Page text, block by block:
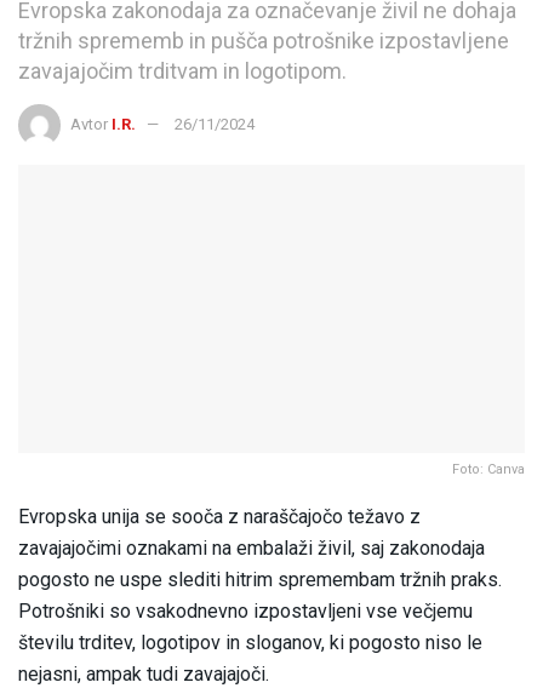
Evropska zakonodaja za označevanje živil ne dohaja
tržnih sprememb in pušča potrošnike izpostavljene
zavajajočim trditvam in logotipom.
Avtor I.R. 26/11/2024
Foto: Canva
Evropska unija se sooča z naraščajočo težavo z
zavajajočimi oznakami na embalaži živil, saj zakonodaja
pogosto ne uspe slediti hitrim spremembam tržnih praks.
Potrošniki so vsakodnevno izpostavljeni vse večjemu
številu trditev, logotipov in sloganov, ki pogosto niso le
nejasni, ampak tudi zavajajoči.